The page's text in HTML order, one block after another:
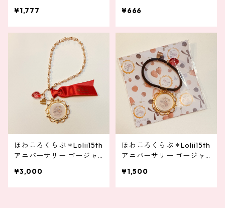
¥1,777
¥666
ほわころくらぶ＊Lolii15th
アニバーサリー ゴージャ
¥3,000
ほわころくらぶ＊Lolii15th
アニバーサリー ゴージャ
¥1,500